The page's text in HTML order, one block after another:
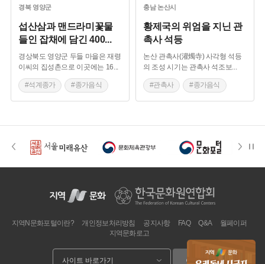
#영양 향토음식 #영주 가옥
#전라남도 마을이야기 #종갓집
경북 영양군
섭산삼과 맨드라미꽃물
들인 잡채에 담긴 400...
경상북도 영양군 두들 마을은 재령
이씨의 집성촌으로 이곳에는 16...
#석계종가 #종가음식
#음식디미방
충남 논산시
황제국의 위엄을 지닌 관
촉사 석등
논산 관촉사(灌燭寺) 사각형 석등
의 조성 시기는 관촉사 석조보...
#관촉사 #종가음식
#충청남도 석등
이동
지역N문화포털이란? 개인정보처리방침 공지사항 FAQ Q&A
월페이퍼
지역문화로고